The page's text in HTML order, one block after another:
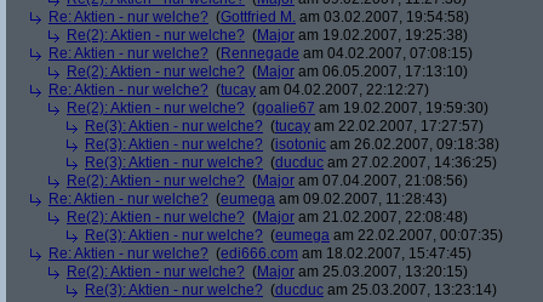
Re: Aktien - nur welche? (Gottfried M. am 03.02.2007, 19:54:58)
Re(2): Aktien - nur welche? (Major am 19.02.2007, 19:25:38)
Re: Aktien - nur welche? (Rennegade am 04.02.2007, 07:08:15)
Re(2): Aktien - nur welche? (Major am 06.05.2007, 17:13:10)
Re: Aktien - nur welche? (tucay am 04.02.2007, 22:12:27)
Re(2): Aktien - nur welche? (goalie67 am 19.02.2007, 19:59:30)
Re(3): Aktien - nur welche? (tucay am 22.02.2007, 17:27:57)
Re(3): Aktien - nur welche? (isotonic am 26.02.2007, 09:18:38)
Re(3): Aktien - nur welche? (ducduc am 27.02.2007, 14:36:25)
Re(2): Aktien - nur welche? (Major am 07.04.2007, 21:08:56)
Re: Aktien - nur welche? (eumega am 09.02.2007, 11:28:43)
Re(2): Aktien - nur welche? (Major am 21.02.2007, 22:08:48)
Re(3): Aktien - nur welche? (eumega am 22.02.2007, 00:07:35)
Re: Aktien - nur welche? (edi666.com am 18.02.2007, 15:47:45)
Re(2): Aktien - nur welche? (Major am 25.03.2007, 13:20:15)
Re(3): Aktien - nur welche? (ducduc am 25.03.2007, 13:23:14)